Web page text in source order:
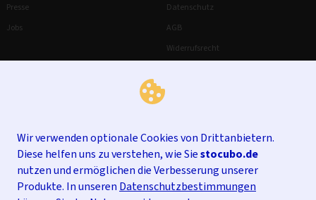
Wir verwenden optionale Cookies von Drittanbietern.
Diese helfen uns zu verstehen, wie Siestocubo.de
nutzen und ermöglichen die Verbesserung unserer
Produkte. In unseren Datenschutzbestimmungen
Presse
Jobs
Datenschutz
AGB
Widerrufsrecht